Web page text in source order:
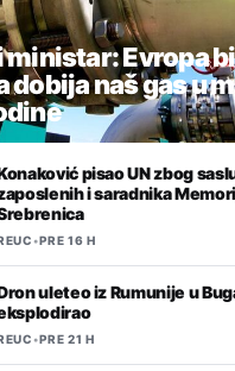
Evropa
dobija naš gas u
pisao UN zbog
i saradnika
•PRE 16 H
uleteo iz Rumunije u
•PRE 21 H